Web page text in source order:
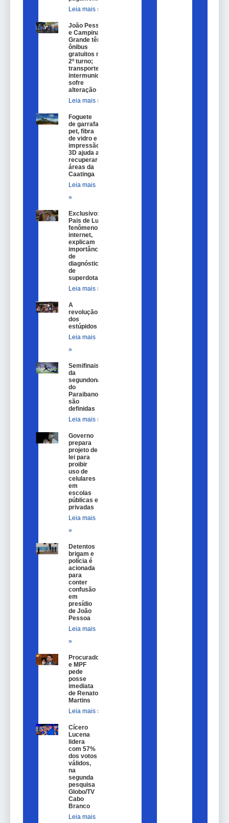
Leia mais »
João Pessoa
e Campina
Grande têm
ônibus
gratuitos no
2º turno;
transporte
intermunicipal
sofre
alteração
Leia mais »
Foguete
de garrafa
pet, fibra
de vidro e
impressão
3D ajuda a
recuperar
áreas da
Caatinga
Leia mais
»
Exclusivo:
Pais de Lulu,
fenômeno na
internet,
explicam
importância
de
diagnóstico
de
superdotação
Leia mais »
A
revolução
dos
estúpidos
Leia mais
»
Semifinais
da
segundona
do
Paraibano
são
definidas
Leia mais »
Governo
prepara
projeto de
lei para
proibir
uso de
celulares
em
escolas
públicas e
privadas
Leia mais
»
Detentos
brigam e
polícia é
acionada
para
conter
confusão
em
presídio
de João
Pessoa
Leia mais
»
Procurador
e MPF
pede
posse
imediata
de Renato
Martins
Leia mais »
Cícero
Lucena
lidera
com 57%
dos votos
válidos,
na
segunda
pesquisa
Globo/TV
Cabo
Branco
Leia mais